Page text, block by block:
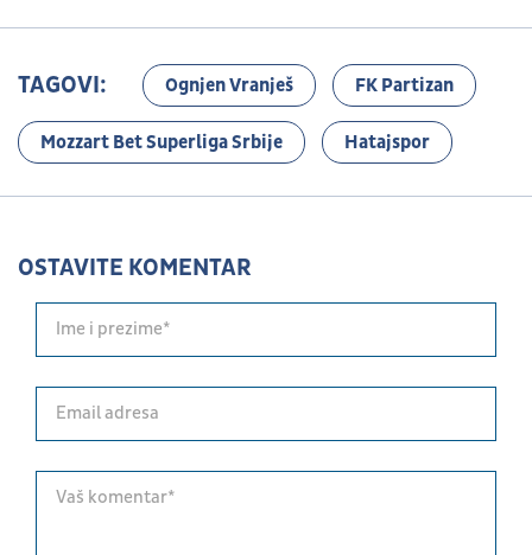
TAGOVI: Ognjen Vranješ FK Partizan
Mozzart Bet Superliga Srbije Hatajspor
OSTAVITE KOMENTAR